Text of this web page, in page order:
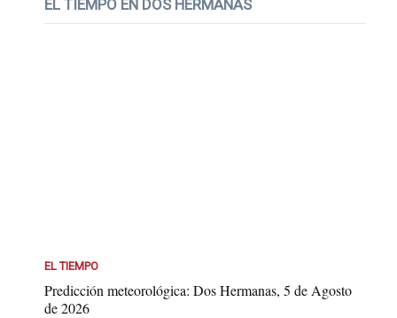
EL TIEMPO EN DOS HERMANAS
EL TIEMPO
Predicción meteorológica: Dos Hermanas, 5 de Agosto
de 2026